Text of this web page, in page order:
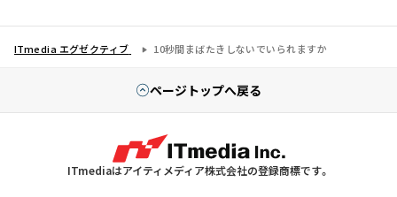
ITmedia エグゼクティブ 10秒間まばたきしないでいられますか
ページトップへ戻る
ITmediaはアイティメディア株式会社の登録商標です。